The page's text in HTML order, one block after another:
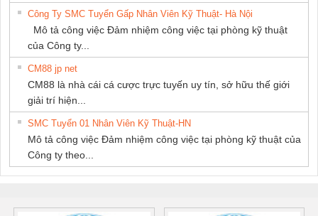
Công Ty SMC Tuyển Gấp Nhân Viên Kỹ Thuật- Hà Nội
Mô tả công việc Đảm nhiệm công việc tại phòng kỹ thuật
của Công ty...
CM88 jp net
CM88 là nhà cái cá cược trực tuyến uy tín, sở hữu thế giới
giải trí hiện...
SMC Tuyển 01 Nhân Viên Kỹ Thuật-HN
Mô tả công việc Đảm nhiệm công việc tại phòng kỹ thuật của
Công ty theo...